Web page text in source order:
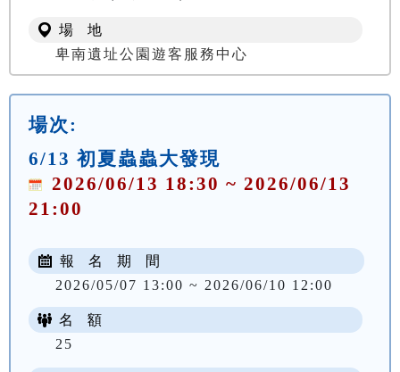
場 地
卑南遺址公園遊客服務中心
場次:
6/13 初夏蟲蟲大發現
2026/06/13 18:30 ~ 2026/06/13
21:00
報 名 期 間
2026/05/07 13:00 ~ 2026/06/10 12:00
名 額
25